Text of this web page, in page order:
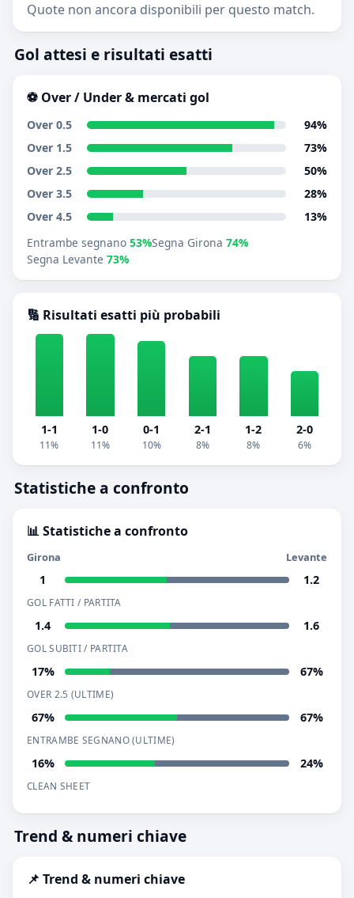
Quote non ancora disponibili per questo match.
Gol attesi e risultati esatti
⚽ Over / Under & mercati gol
Over 0.5
94%
Over 1.5
73%
Over 2.5
50%
Over 3.5
28%
Over 4.5
13%
Entrambe segnano 53%Segna Girona 74%
Segna Levante 73%
🔢 Risultati esatti più probabili
1-1
11%
1-0
11%
0-1
10%
2-1
8%
1-2
8%
2-0
6%
Statistiche a confronto
📊 Statistiche a confronto
Girona Levante
1 1.2
GOL FATTI / PARTITA
1.4 1.6
GOL SUBITI / PARTITA
17% 67%
OVER 2.5 (ULTIME)
67% 67%
ENTRAMBE SEGNANO (ULTIME)
16% 24%
CLEAN SHEET
Trend & numeri chiave
📌 Trend & numeri chiave